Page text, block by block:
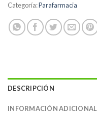
Categoría:Parafarmacia
DESCRIPCIÓN
INFORMACIÓN ADICIONAL